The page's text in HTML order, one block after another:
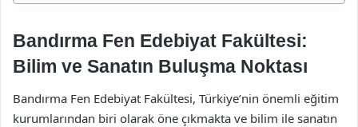
Bandırma Fen Edebiyat Fakültesi:
Bilim ve Sanatın Buluşma Noktası
Bandırma Fen Edebiyat Fakültesi, Türkiye’nin önemli eğitim
kurumlarından biri olarak öne çıkmakta ve bilim ile sanatın